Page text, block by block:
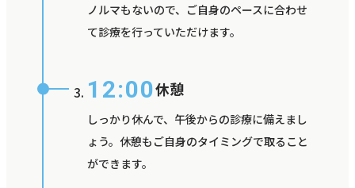
ノルマもないので、ご自身のペースに合わせ
て診療を行っていただけます。
12:00休憩
しっかり休んで、午後からの診療に備えまし
ょう。休憩もご自身のタイミングで取ること
ができます。